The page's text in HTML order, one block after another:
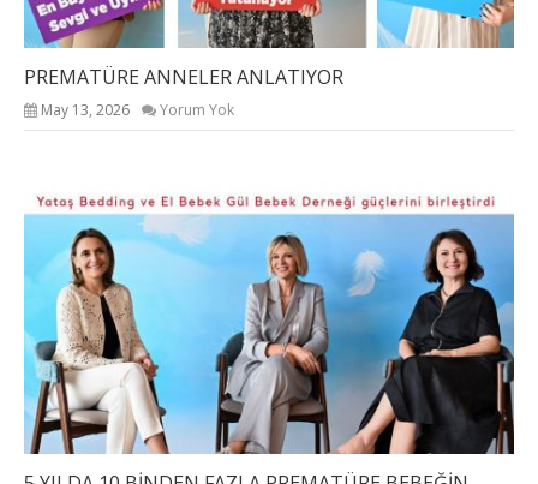
PREMATÜRE ANNELER ANLATIYOR
May 13, 2026 Yorum Yok